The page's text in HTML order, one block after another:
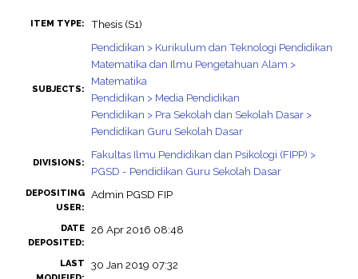
ITEM TYPE: Thesis (S1)
SUBJECTS:
Pendidikan > Kurikulum dan Teknologi Pendidikan
Matematika dan Ilmu Pengetahuan Alam >
Matematika
Pendidikan > Media Pendidikan
Pendidikan > Pra Sekolah dan Sekolah Dasar >
Pendidikan Guru Sekolah Dasar
DIVISIONS:
Fakultas Ilmu Pendidikan dan Psikologi (FIPP) >
PGSD - Pendidikan Guru Sekolah Dasar
DEPOSITING
USER:
Admin PGSD FIP
DATE
DEPOSITED:
26 Apr 2016 08:48
LAST
30 Jan 2019 07:32